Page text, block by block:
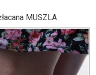
MUSZLA